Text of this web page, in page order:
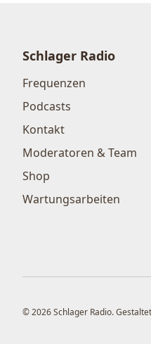
Schlager Radio
Frequenzen
Podcasts
Kontakt
Moderatoren & Team
Shop
Wartungsarbeiten
© 2026 Schlager Radio.